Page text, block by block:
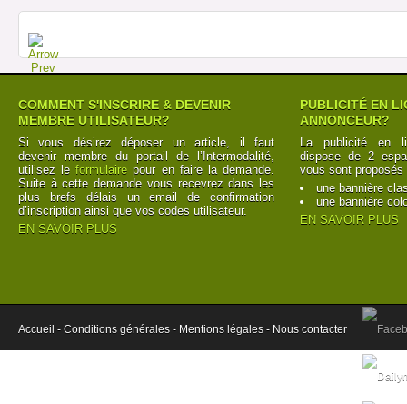
COMMENT S'INSCRIRE & DEVENIR
MEMBRE UTILISATEUR?
Si vous désirez déposer un article, il faut
devenir membre du portail de l’Intermodalité,
utilisez leformulaire pour en faire la demande.
Suite à cette demande vous recevrez dans les
plus brefs délais un email de confirmation
d’inscription ainsi que vos codes utilisateur.
EN SAVOIR PLUS
PUBLICITÉ EN
ANNONCEUR?
La publicité en
dispose de 2
vous sont proposés
une bannière
une bannière
EN SAVOIR PLUS
Accueil - Conditions générales - Mentions légales - Nous contacter